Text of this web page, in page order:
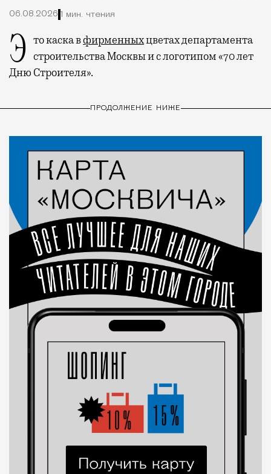
06.08.2026 1 мин. чтения
Это каска вфирменныхцветах департамента
строительства Москвы и с логотипом «70 лет
Дню Строителя».
ПРОДОЛЖЕНИЕ НИЖЕ